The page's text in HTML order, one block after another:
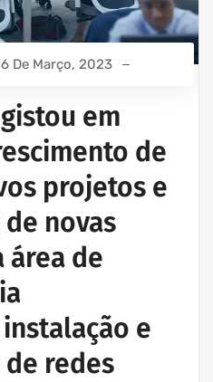
De Março, 2023
em
de
projetos e
novas
área de
e
redes